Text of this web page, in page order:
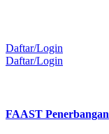
Daftar/Login
Daftar/Login
FAAST Penerbangan